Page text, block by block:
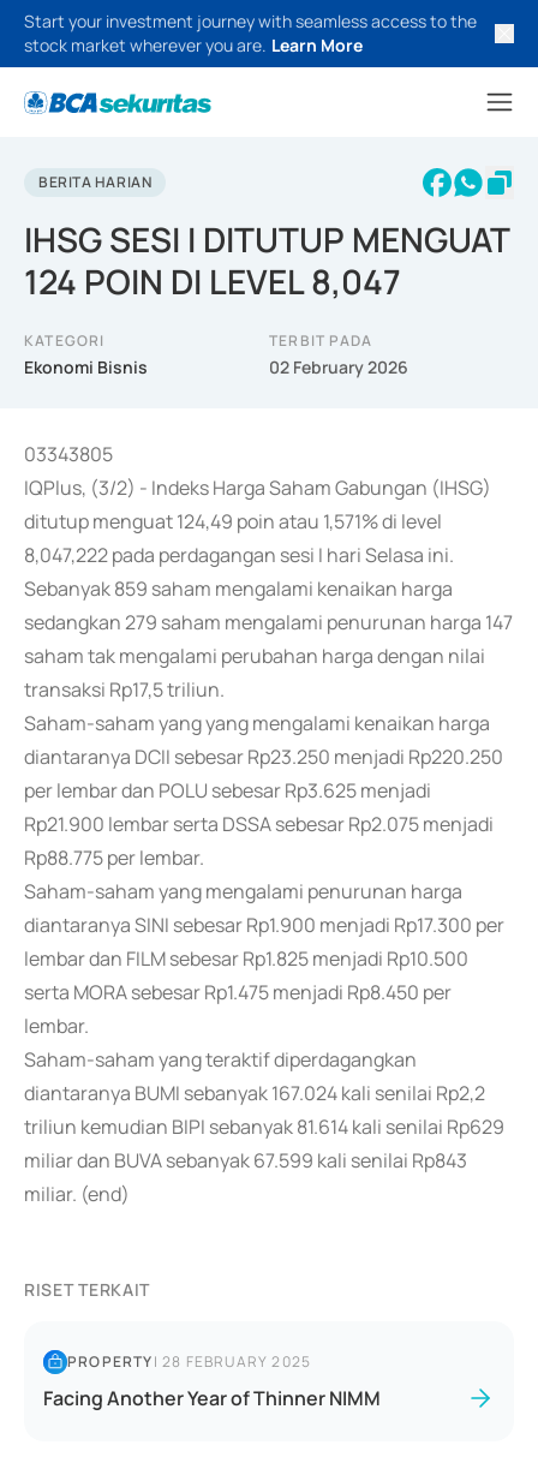
Start your investment journey with seamless access to the
stock market wherever you are. Learn More
BERITA HARIAN
IHSG SESI I DITUTUP MENGUAT
124 POIN DI LEVEL 8,047
KATEGORI
Ekonomi Bisnis
TERBIT PADA
02 February 2026
03343805
IQPlus, (3/2) - Indeks Harga Saham Gabungan (IHSG)
ditutup menguat 124,49 poin atau 1,571% di level
8,047,222 pada perdagangan sesi I hari Selasa ini.
Sebanyak 859 saham mengalami kenaikan harga
sedangkan 279 saham mengalami penurunan harga 147
saham tak mengalami perubahan harga dengan nilai
transaksi Rp17,5 triliun.
Saham-saham yang yang mengalami kenaikan harga
diantaranya DCII sebesar Rp23.250 menjadi Rp220.250
per lembar dan POLU sebesar Rp3.625 menjadi
Rp21.900 lembar serta DSSA sebesar Rp2.075 menjadi
Rp88.775 per lembar.
Saham-saham yang mengalami penurunan harga
diantaranya SINI sebesar Rp1.900 menjadi Rp17.300 per
lembar dan FILM sebesar Rp1.825 menjadi Rp10.500
serta MORA sebesar Rp1.475 menjadi Rp8.450 per
lembar.
Saham-saham yang teraktif diperdagangkan
diantaranya BUMI sebanyak 167.024 kali senilai Rp2,2
triliun kemudian BIPI sebanyak 81.614 kali senilai Rp629
miliar dan BUVA sebanyak 67.599 kali senilai Rp843
miliar. (end)
RISET TERKAIT
PROPERTY|28 FEBRUARY 2025
Facing Another Year of Thinner NIMM